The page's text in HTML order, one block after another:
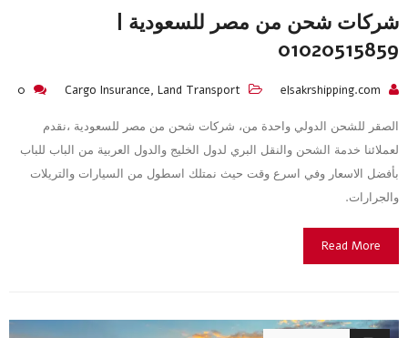
شركات شحن من مصر للسعودية |
01020515859
elsakrshipping.com
Cargo Insurance, Land Transport
الصقر للشحن الدولي واحدة من، شركات شحن من مصر للسعودية ،نقدم
لعملائنا خدمة الشحن والنقل البري لدول الخليج والدول العربية من الباب للباب
بأفضل الاسعار وفي اسرع وقت حيث نمتلك اسطول من السيارات والتريلات
والجرارات.
Read More